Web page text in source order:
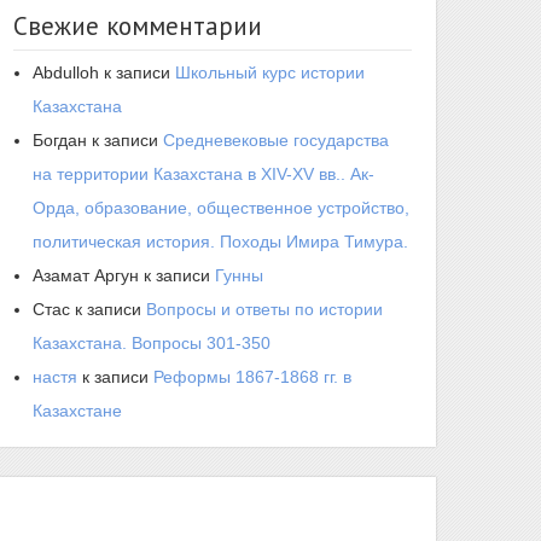
Свежие комментарии
Abdulloh к записи Школьный курс истории
Казахстана
Богдан к записи Средневековые государства
на территории Казахстана в XIV-XV вв.. Ак-
Орда, образование, общественное устройство,
политическая история. Походы Имира Тимура.
Азамат Аргун к записи Гунны
Стас к записи Вопросы и ответы по истории
Казахстана. Вопросы 301-350
настя к записи Реформы 1867-1868 гг. в
Казахстане